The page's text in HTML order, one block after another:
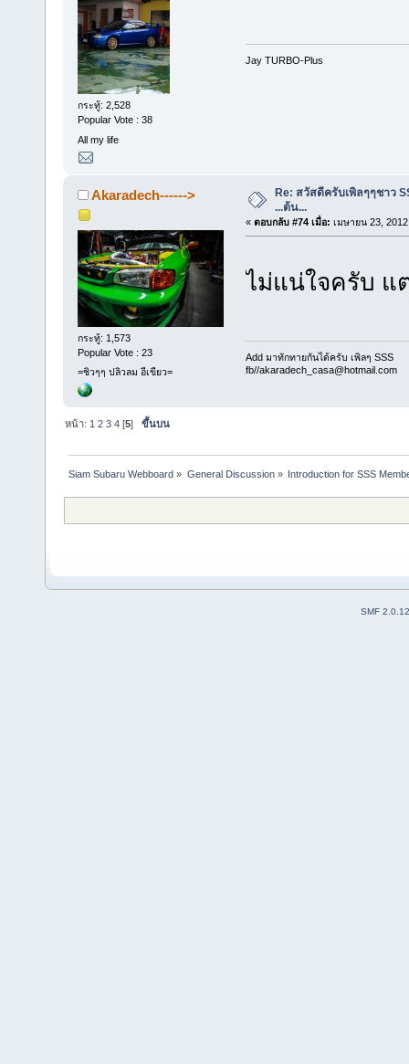
กระทู้: 2,528
Popular Vote : 38
All my life
Jay TURBO-Plus
Akaradech------>
กระทู้: 1,573
Popular Vote : 23
=ชิวๆๆ ปลิวลม อีเขียว=
Re: สวัสดีครับเพิลๆๆชาว
...ต้น...
« ตอบกลับ #74 เมื่อ: เมษายน 23,
ไม่แน่ใจครับ แ
Add มาทักทายกันได้ครับ เพิลๆ SSS
fb//akaradech_casa@hotmail.com
หน้า: 1 2 3 4 [5]ขึ้นบน
Siam Subaru Webboard » General Discussion» Introduction for SSS
SMF 2.0.12